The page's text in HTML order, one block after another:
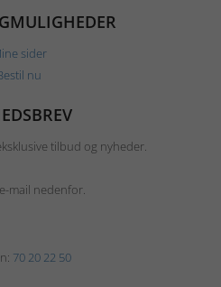
sider
nu
tilbud og nyheder.
mail nedenfor.
70 20 22 50